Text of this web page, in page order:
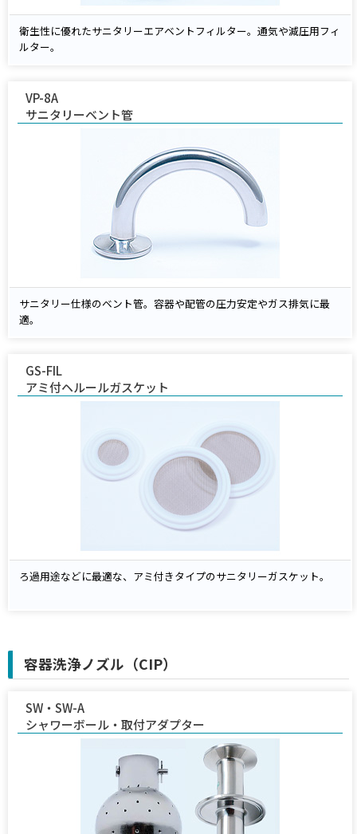
衛生性に優れたサニタリーエアベントフィルター。通気や減圧用フィ
ルター。
VP-8A
サニタリーベント管
サニタリー仕様のベント管。容器や配管の圧力安定やガス排気に最
適。
GS-FIL
アミ付ヘルールガスケット
ろ過用途などに最適な、アミ付きタイプのサニタリーガスケット。
容器洗浄ノズル（CIP）
SW・SW-A
シャワーボール・取付アダプター